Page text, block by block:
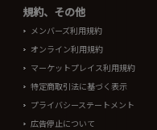
規約、その他
メンバーズ利用規約
オンライン利用規約
マーケットプレイス利用規約
特定商取引法に基づく表示
プライバシーステートメント
広告停止について